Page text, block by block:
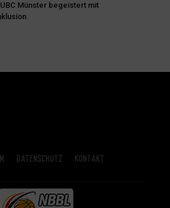
Münster begeistert mit
Datenschutz Kontakt